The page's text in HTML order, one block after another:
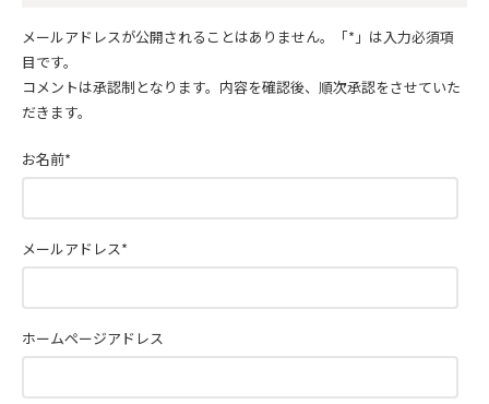
メールアドレスが公開されることはありません。 「*」 は入力必須項
目です。
コメントは承認制となります。内容を確認後、順次承認をさせていた
だきます。
お名前*
メールアドレス*
ホームページアドレス